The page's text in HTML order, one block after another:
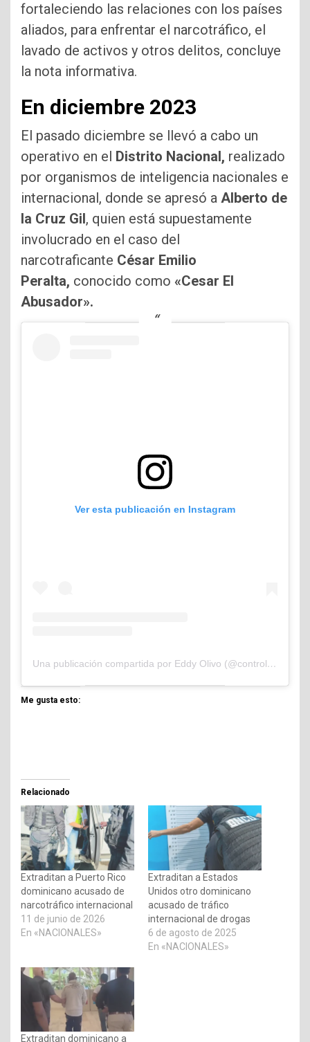
fortaleciendo las relaciones con los países
aliados, para enfrentar el narcotráfico, el
lavado de activos y otros delitos, concluye
la nota informativa.
En diciembre 2023
El pasado diciembre se llevó a cabo un
operativo en el Distrito Nacional, realizado
por organismos de inteligencia nacionales e
internacional, donde se apresó a Alberto de
la Cruz Gil, quien está supuestamente
involucrado en el caso del
narcotraficante César Emilio
Peralta, conocido como «Cesar El
Abusador».
Ver esta publicación en Instagram
Una publicación compartida por Eddy Olivo (@controlandoelejidocom)
Me gusta esto:
Relacionado
Extraditan a Puerto Rico
dominicano acusado de
narcotráfico internacional
11 de junio de 2026
En «NACIONALES»
Extraditan a Estados
Unidos otro dominicano
acusado de tráfico
internacional de drogas
6 de agosto de 2025
En «NACIONALES»
Extraditan dominicano a